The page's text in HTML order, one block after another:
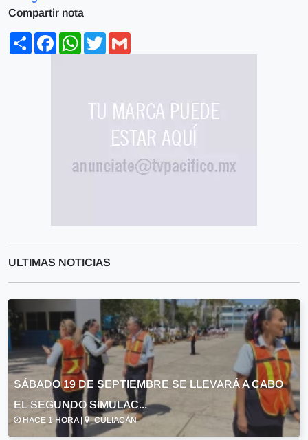
Compartir nota
ShareFacebookWhatsApp
Twitter
ULTIMAS NOTICIAS
SÁBADO 19 DE SEPTIEMBRE SE LLEVARÁ A CABO
EL SEGUNDO SIMULAC...
HACE 1 HORA | CULIACÁN